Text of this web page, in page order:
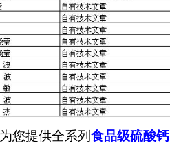
您提供全系列 食品级硫酸钙